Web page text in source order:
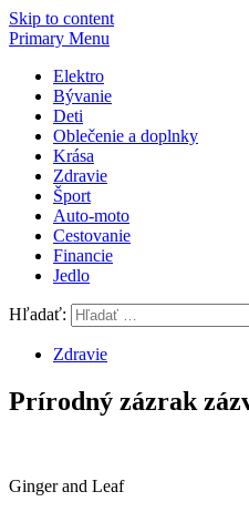
Skip to content
Primary Menu
Elektro
Bývanie
Deti
Oblečenie a doplnky
Krása
Zdravie
Šport
Auto-moto
Cestovanie
Financie
Jedlo
Hľadať:
Zdravie
Prírodný zázrak
Ginger and Leaf